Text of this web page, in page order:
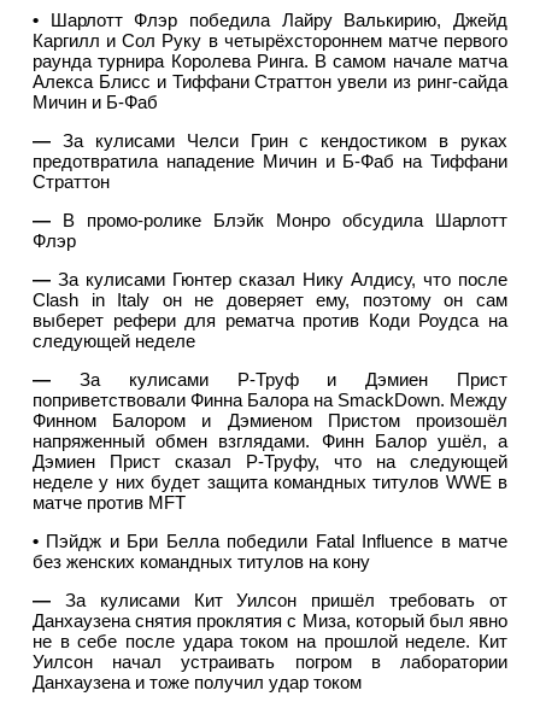
• Шарлотт Флэр победила Лайру Валькирию, Джейд
Каргилл и Сол Руку в четырёхстороннем матче первого
раунда турнира Королева Ринга. В самом начале матча
Алекса Блисс и Тиффани Страттон увели из ринг-сайда
Мичин и Б-Фаб
— За кулисами Челси Грин с кендостиком в руках
предотвратила нападение Мичин и Б-Фаб на Тиффани
Страттон
— В промо-ролике Блэйк Монро обсудила Шарлотт
Флэр
— За кулисами Гюнтер сказал Нику Алдису, что после
Clash in Italy он не доверяет ему, поэтому он сам
выберет рефери для рематча против Коди Роудса на
следующей неделе
— За кулисами Р-Труф и Дэмиен Прист
поприветствовали Финна Балора на SmackDown. Между
Финном Балором и Дэмиеном Пристом произошёл
напряженный обмен взглядами. Финн Балор ушёл, а
Дэмиен Прист сказал Р-Труфу, что на следующей
неделе у них будет защита командных титулов WWE в
матче против MFT
• Пэйдж и Бри Белла победили Fatal Influence в матче
без женских командных титулов на кону
— За кулисами Кит Уилсон пришёл требовать от
Данхаузена снятия проклятия с Миза, который был явно
не в себе после удара током на прошлой неделе. Кит
Уилсон начал устраивать погром в лаборатории
Данхаузена и тоже получил удар током